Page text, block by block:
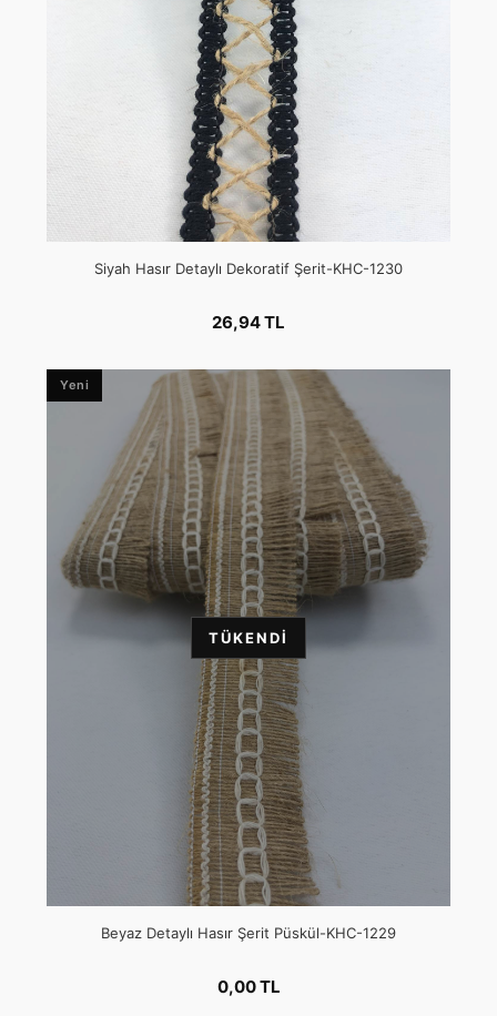
Siyah Hasır Detaylı Dekoratif Şerit-KHC-1230
26,94 TL
TÜKENDI
Yeni
Beyaz Detaylı Hasır Şerit Püskül-KHC-1229
0,00 TL